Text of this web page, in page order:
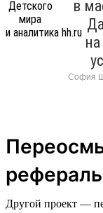
в
София
Другой проект —